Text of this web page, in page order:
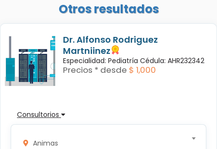
Otros resultados
Dr. Alfonso Rodriguez
Martniinez
Especialidad: Pediatría Cédula: AHR232342
Precios * desde $ 1,000
Consultorios
Animas